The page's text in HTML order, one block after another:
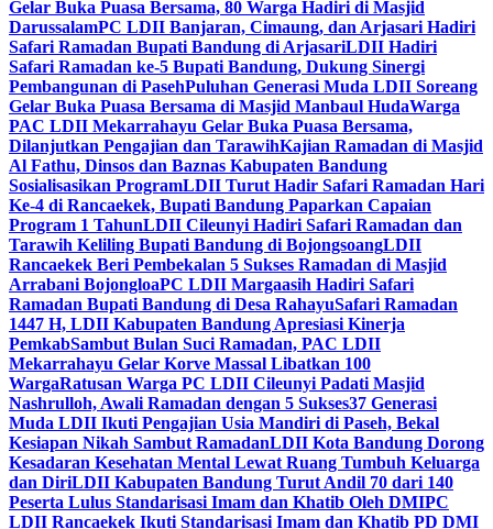
Gelar Buka Puasa Bersama, 80 Warga Hadiri di Masjid
DarussalamPC LDII Banjaran, Cimaung, dan Arjasari Hadiri
Safari Ramadan Bupati Bandung di ArjasariLDII Hadiri
Safari Ramadan ke-5 Bupati Bandung, Dukung Sinergi
Pembangunan di PasehPuluhan Generasi Muda LDII Soreang
Gelar Buka Puasa Bersama di Masjid Manbaul HudaWarga
PAC LDII Mekarrahayu Gelar Buka Puasa Bersama,
Dilanjutkan Pengajian dan TarawihKajian Ramadan di Masjid
Al Fathu, Dinsos dan Baznas Kabupaten Bandung
Sosialisasikan ProgramLDII Turut Hadir Safari Ramadan Hari
Ke-4 di Rancaekek, Bupati Bandung Paparkan Capaian
Program 1 TahunLDII Cileunyi Hadiri Safari Ramadan dan
Tarawih Keliling Bupati Bandung di BojongsoangLDII
Rancaekek Beri Pembekalan 5 Sukses Ramadan di Masjid
Arrabani BojongloaPC LDII Margaasih Hadiri Safari
Ramadan Bupati Bandung di Desa RahayuSafari Ramadan
1447 H, LDII Kabupaten Bandung Apresiasi Kinerja
PemkabSambut Bulan Suci Ramadan, PAC LDII
Mekarrahayu Gelar Korve Massal Libatkan 100
WargaRatusan Warga PC LDII Cileunyi Padati Masjid
Nashrulloh, Awali Ramadan dengan 5 Sukses37 Generasi
Muda LDII Ikuti Pengajian Usia Mandiri di Paseh, Bekal
Kesiapan Nikah Sambut RamadanLDII Kota Bandung Dorong
Kesadaran Kesehatan Mental Lewat Ruang Tumbuh Keluarga
dan DiriLDII Kabupaten Bandung Turut Andil 70 dari 140
Peserta Lulus Standarisasi Imam dan Khatib Oleh DMIPC
LDII Rancaekek Ikuti Standarisasi Imam dan Khatib PD DMI